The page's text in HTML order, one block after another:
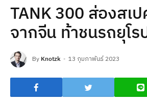
TANK 300 ส่องสเ
จากจีน ท้าชนรถยุโ
By Knotzk 13 กุมภาพันธ์ 2023